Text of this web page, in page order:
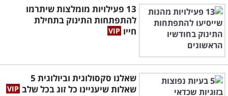
13 פעילויות מומלצות שיתרמו
להתפתחות התינוק בתחילת
חייו
שאלנו סקסולוגית וביולוגית 5
שאלות שיעניינו כל זוג בכל שלב